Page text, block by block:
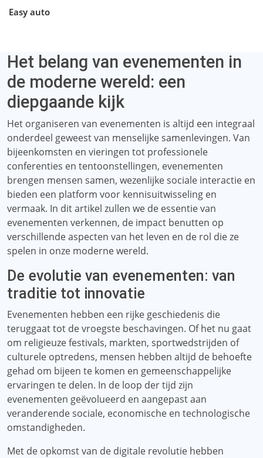
Easy auto
Het belang van evenementen in
de moderne wereld: een
diepgaande kijk
Het organiseren van evenementen is altijd een integraal
onderdeel geweest van menselijke samenlevingen. Van
bijeenkomsten en vieringen tot professionele
conferenties en tentoonstellingen, evenementen
brengen mensen samen, wezenlijke sociale interactie en
bieden een platform voor kennisuitwisseling en
vermaak. In dit artikel zullen we de essentie van
evenementen verkennen, de impact benutten op
verschillende aspecten van het leven en de rol die ze
spelen in onze moderne wereld.
De evolutie van evenementen: van
traditie tot innovatie
Evenementen hebben een rijke geschiedenis die
teruggaat tot de vroegste beschavingen. Of het nu gaat
om religieuze festivals, markten, sportwedstrijden of
culturele optredens, mensen hebben altijd de behoefte
gehad om bijeen te komen en gemeenschappelijke
ervaringen te delen. In de loop der tijd zijn
evenementen geëvolueerd en aangepast aan
veranderende sociale, economische en technologische
omstandigheden.
Met de opkomst van de digitale revolutie hebben